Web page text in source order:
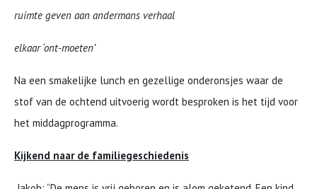
ruimte geven aan andermans verhaal
elkaar ‘ont-moeten’
Na een smakelijke lunch en gezellige onderonsjes waar de
stof van de ochtend uitvoerig wordt besproken is het tijd voor
het middagprogramma.
Kijkend naar de familiegeschiedenis